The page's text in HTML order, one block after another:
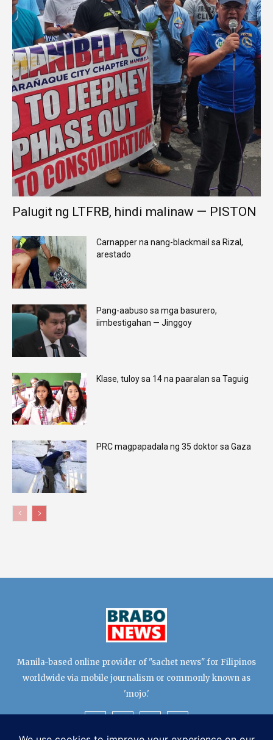
Palugit ng LTFRB, hindi malinaw — PISTON
Carnapper na nang-blackmail sa Rizal,
arestado
Pang-aabuso sa mga basurero,
iimbestigahan — Jinggoy
Klase, tuloy sa 14 na paaralan sa Taguig
PRC magpapadala ng 35 doktor sa Gaza
Manila-based online provider of "sachet news" for Filipinos
worldwide via mobile journalism or commonly known as
'mojo.'